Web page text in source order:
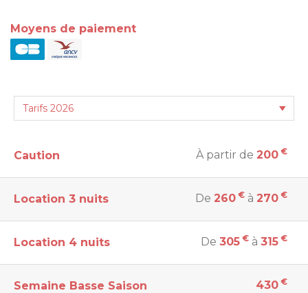
Moyens de paiement
Caution À partir de 200 €
Location 3 nuits De 260 € à 270 €
Location 4 nuits De 305 € à 315 €
Semaine Basse Saison 430 €